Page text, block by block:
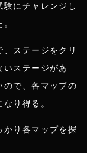
にチャレンジし
、ステージをクリ
ステージがあ
ので、各マップの
り得る。
かり各マップを探